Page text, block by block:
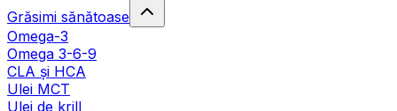
Grăsimi sănătoase
Omega-3
Omega 3-6-9
CLA şi HCA
Ulei MCT
Ulei de krill